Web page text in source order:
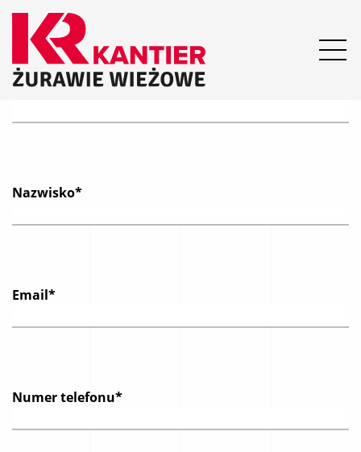
Formularz kontaktowy
Imię*
Nazwisko*
Email*
Numer telefonu*